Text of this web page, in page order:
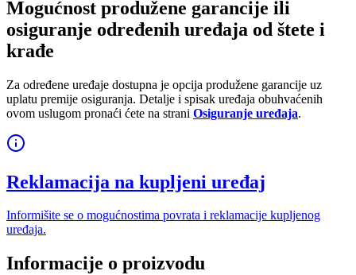
Mogućnost produžene garancije ili
osiguranje određenih uređaja od štete i
krađe
Za određene uređaje dostupna je opcija produžene garancije uz
uplatu premije osiguranja. Detalje i spisak uređaja obuhvaćenih
ovom uslugom pronaći ćete na strani Osiguranje uređaja.
Reklamacija na kupljeni uređaj
Informišite se o mogućnostima povrata i reklamacije kupljenog
uređaja.
Informacije o proizvodu